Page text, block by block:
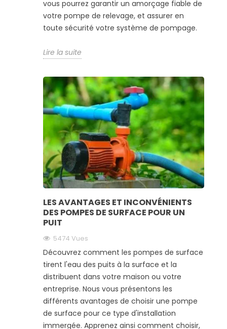
vous pourrez garantir un amorçage fiable de
votre pompe de relevage, et assurer en
toute sécurité votre système de pompage.
Lire la suite
LES AVANTAGES ET INCONVÉNIENTS
DES POMPES DE SURFACE POUR UN
PUIT
5474 Vues
Découvrez comment les pompes de surface
tirent l'eau des puits à la surface et la
distribuent dans votre maison ou votre
entreprise. Nous vous présentons les
différents avantages de choisir une pompe
de surface pour ce type d'installation
immergée. Apprenez ainsi comment choisir,